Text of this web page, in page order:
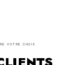
VOTRE CHOIX